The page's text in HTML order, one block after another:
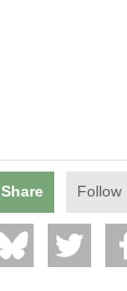
Share Follow